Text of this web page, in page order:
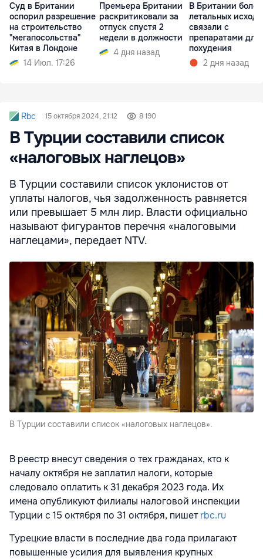
Суд в Британии
оспорил разрешение
на строительство
"мегапосольства"
Китая в Лондоне
14 Июл. 17:26
Премьера Британии
раскритиковали за
отпуск спустя 2
недели в должности
4 дня назад
В Британии
летальных
связали с
препаратами для
похудения
2 дня назад
Rbc 15 октября 2024, 21:12 8 190
В Турции составили список
«налоговых наглецов»
В Турции составили список уклонистов от
уплаты налогов, чья задолженность равняется
или превышает 5 млн лир. Власти официально
называют фигурантов перечня «налоговыми
наглецами», передает NTV.
В Турции составили список «налоговых наглецов».
В реестр внесут сведения о тех гражданах, кто к
началу октября не заплатил налоги, которые
следовало оплатить к 31 декабря 2023 года. Их
имена опубликуют филиалы налоговой инспекции
Турции с 15 октября по 31 октября, пишетrbc.ru
Турецкие власти в последние два года прилагают
повышенные усилия для выявления крупных